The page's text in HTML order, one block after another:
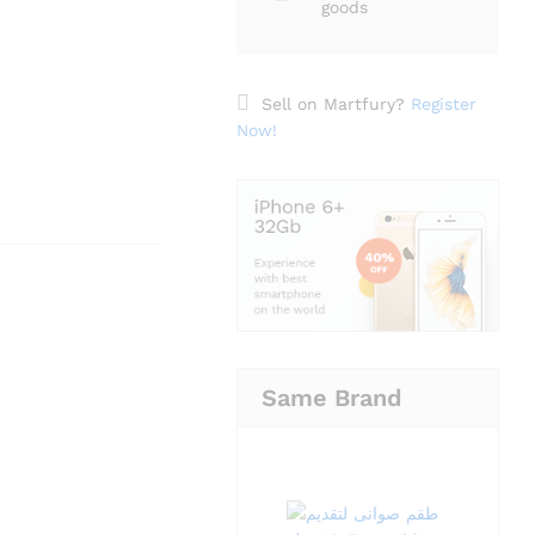
goods
Sell on Martfury? Register
Now!
Same Brand